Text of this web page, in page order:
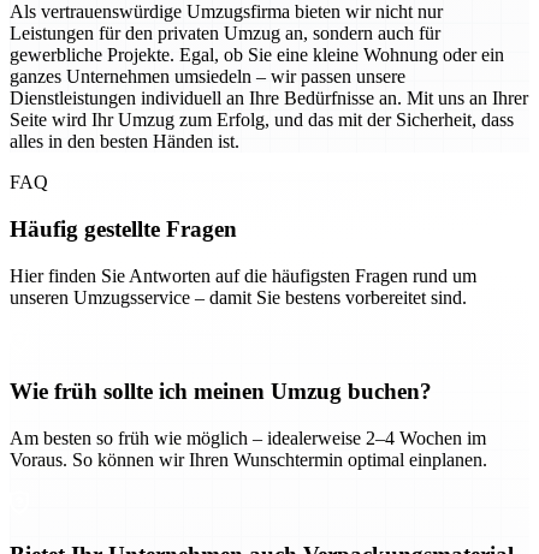
Als vertrauenswürdige Umzugsfirma bieten wir nicht nur
Leistungen für den privaten Umzug an, sondern auch für
gewerbliche Projekte. Egal, ob Sie eine kleine Wohnung oder ein
ganzes Unternehmen umsiedeln – wir passen unsere
Dienstleistungen individuell an Ihre Bedürfnisse an. Mit uns an Ihrer
Seite wird Ihr Umzug zum Erfolg, und das mit der Sicherheit, dass
alles in den besten Händen ist.
FAQ
Häufig gestellte Fragen
Hier finden Sie Antworten auf die häufigsten Fragen rund um
unseren Umzugsservice – damit Sie bestens vorbereitet sind.
Wie früh sollte ich meinen Umzug buchen?
Am besten so früh wie möglich – idealerweise 2–4 Wochen im
Voraus. So können wir Ihren Wunschtermin optimal einplanen.